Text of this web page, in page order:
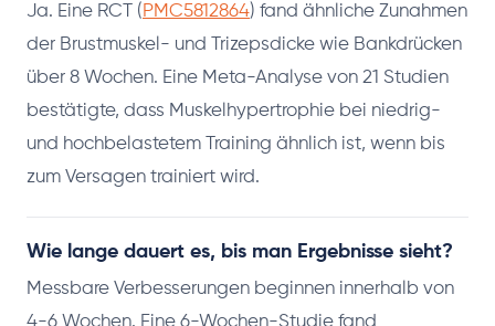
Ja. Eine RCT ( PMC5812864) fand ähnliche Zunahmen
der Brustmuskel- und Trizepsdicke wie Bankdrücken
über 8 Wochen. Eine Meta-Analyse von 21 Studien
bestätigte, dass Muskelhypertrophie bei niedrig-
und hochbelastetem Training ähnlich ist, wenn bis
zum Versagen trainiert wird.
Wie lange dauert es, bis man Ergebnisse sieht?
Messbare Verbesserungen beginnen innerhalb von
4-6 Wochen. Eine 6-Wochen-Studie fand